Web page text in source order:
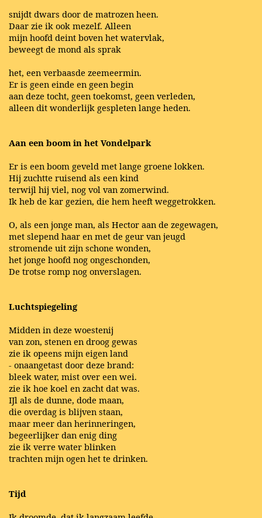
snijdt dwars door de matrozen heen.
Daar zie ik ook mezelf. Alleen
mijn hoofd deint boven het watervlak,
beweegt de mond als sprak
het, een verbaasde zeemeermin.
Er is geen einde en geen begin
aan deze tocht, geen toekomst, geen verleden,
alleen dit wonderlijk gespleten lange heden.
Aan een boom in het Vondelpark
Er is een boom geveld met lange groene lokken.
Hij zuchtte ruisend als een kind
terwijl hij viel, nog vol van zomerwind.
Ik heb de kar gezien, die hem heeft weggetrokken.
O, als een jonge man, als Hector aan de zegewagen,
met slepend haar en met de geur van jeugd
stromende uit zijn schone wonden,
het jonge hoofd nog ongeschonden,
De trotse romp nog onverslagen.
Luchtspiegeling
Midden in deze woestenij
van zon, stenen en droog gewas
zie ik opeens mijn eigen land
- onaangetast door deze brand:
bleek water, mist over een wei.
zie ik hoe koel en zacht dat was.
IJl als de dunne, dode maan,
die overdag is blijven staan,
maar meer dan herinneringen,
begeerlijker dan enig ding
zie ik verre water blinken
trachten mijn ogen het te drinken.
Tijd